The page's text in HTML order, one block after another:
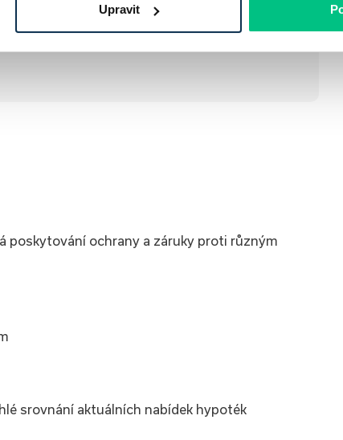
Upravit
poskytování ochrany a záruky proti různým
srovnání aktuálních nabídek hypoték